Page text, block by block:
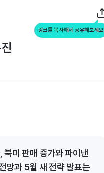
링크를 복사해서 공유해보세요
북미 판매 증가와 파이낸
망과 5월 새 전략 발표는